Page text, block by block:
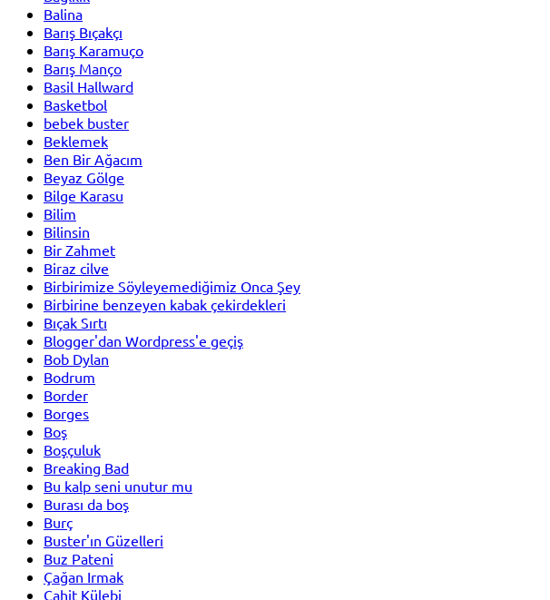
Balina
Barış Bıçakçı
Barış Karamuço
Barış Manço
Basil Hallward
Basketbol
bebek buster
Beklemek
Ben Bir Ağacım
Beyaz Gölge
Bilge Karasu
Bilim
Bilinsin
Bir Zahmet
Biraz cilve
Birbirimize Söyleyemediğimiz Onca Şey
Birbirine benzeyen kabak çekirdekleri
Bıçak Sırtı
Blogger'dan Wordpress'e geçiş
Bob Dylan
Bodrum
Border
Borges
Boş
Boşçuluk
Breaking Bad
Bu kalp seni unutur mu
Burası da boş
Burç
Buster'ın Güzelleri
Buz Pateni
Çağan Irmak
Cahit Külebi